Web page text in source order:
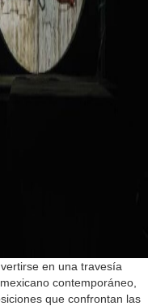
en una travesía
contemporáneo,
que confrontan las